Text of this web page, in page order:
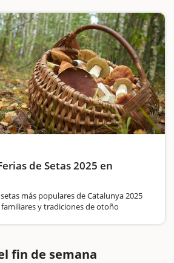
de Setas 2025 en
más populares de Catalunya 2025
y tradiciones de otoño
fin de semana